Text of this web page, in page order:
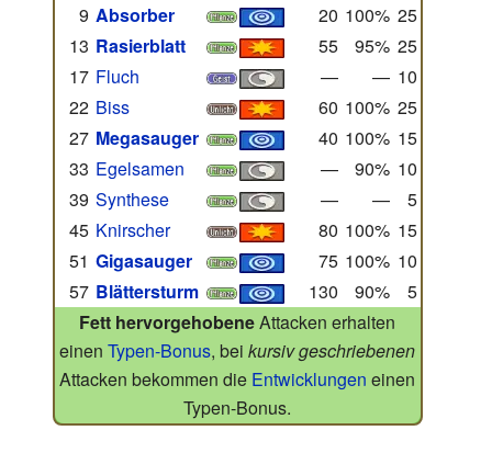
9 Absorber 20 100% 25
13 Rasierblatt 55 95% 25
17 Fluch — — 10
22 Biss 60 100% 25
27 Megasauger 40 100% 15
33 Egelsamen — 90% 10
39 Synthese — —
5
45 Knirscher 80 100% 15
51 Gigasauger 75 100% 10
57 Blättersturm 130 90%
5
Fett hervorgehobeneAttacken erhalten
einen Typen-Bonus, bei kursiv geschriebenen
Attacken bekommen die Entwicklungen einen
Typen-Bonus.